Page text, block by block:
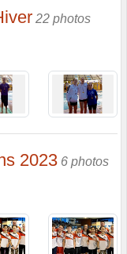
22 photos
2023 6 photos